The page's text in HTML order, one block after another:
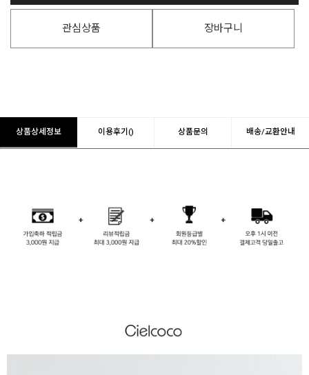
관심상품 장바구니
상품상세정보 이용후기() 상품문의 배송/교환안내